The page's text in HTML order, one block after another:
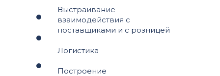
Выстраивание
взаимодействия с
поставщиками и с розницей
Логистика
Построение